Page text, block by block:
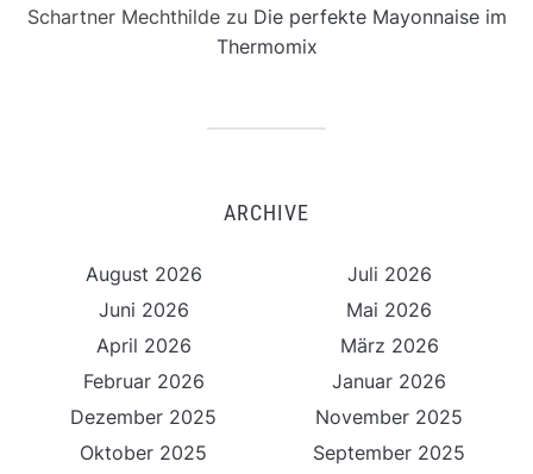
Schartner Mechthildezu Die perfekte Mayonnaise im
Thermomix
ARCHIVE
August 2026
Juli 2026
Juni 2026
Mai 2026
April 2026
März 2026
Februar 2026
Januar 2026
Dezember 2025
November 2025
Oktober 2025
September 2025